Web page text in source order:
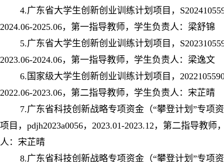
4.广东省大学生创新创业训练计划项目，
2024.06-2025.06，第一指导教师，学生负责人：梁舒锦
5.广东省大学生创新创业训练计划项目，
2023.06-2024.06，第一指导教师，学生负责人：梁逸文
6.国家级大学生创新创业训练计划项目，
2022.06-2023.06，第二指导教师，学生负责人：宋芷晴
7.广东省科技创新战略专项资金（“攀登计划”专项
项目，pdjh2023a0056，2023.01-2023.12，第二指导教师
人：宋芷晴
8.广东省科技创新战略专项资金（“攀登计划”专项